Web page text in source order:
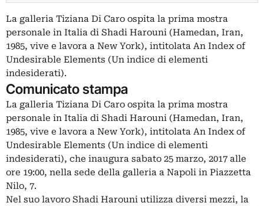
La galleria Tiziana Di Caro ospita la prima mostra
personale in Italia di Shadi Harouni (Hamedan, Iran,
1985, vive e lavora a New York), intitolata An Index of
Undesirable Elements (Un indice di elementi
indesiderati).
Comunicato stampa
La galleria Tiziana Di Caro ospita la prima mostra
personale in Italia di Shadi Harouni (Hamedan, Iran,
1985, vive e lavora a New York), intitolata An Index of
Undesirable Elements (Un indice di elementi
indesiderati), che inaugura sabato 25 marzo, 2017 alle
ore 19:00, nella sede della galleria a Napoli in Piazzetta
Nilo, 7.
Nel suo lavoro Shadi Harouni utilizza diversi mezzi, la